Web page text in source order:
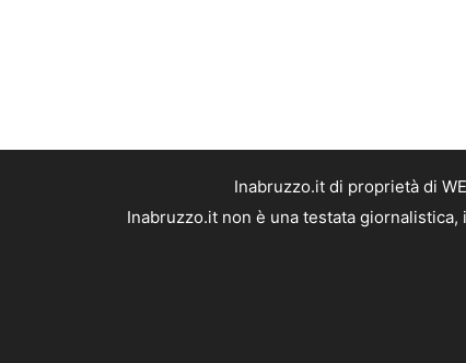
Inabruzzo.it di proprietà di
Inabruzzo.it non è una testata